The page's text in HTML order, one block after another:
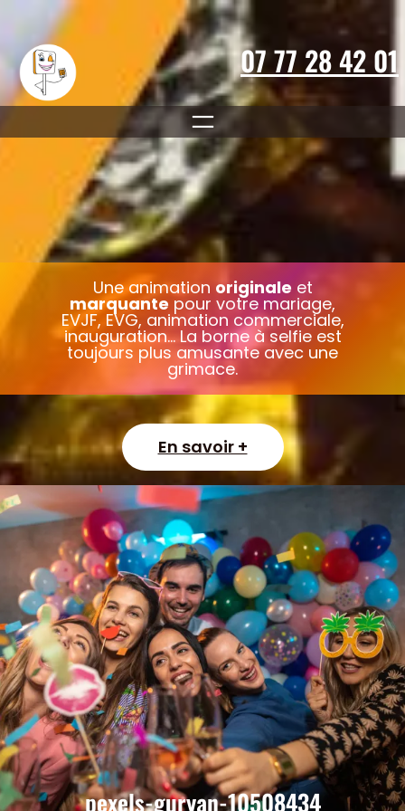
contenu
07 77 28 42 01
Une animation originale et
marquante pour votre mariage,
EVJF, EVG, animation commerciale,
inauguration… La borne à selfie est
toujours plus amusante avec une
grimace.
En savoir +
pexels-guryan-10508434